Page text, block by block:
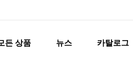
든 상품 뉴스 카탈로그